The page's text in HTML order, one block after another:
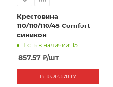
Крестовина
110/110/110/45 Comfort
синикон
Есть в наличии: 15
857.57 ₽/шт
В КОРЗИНУ